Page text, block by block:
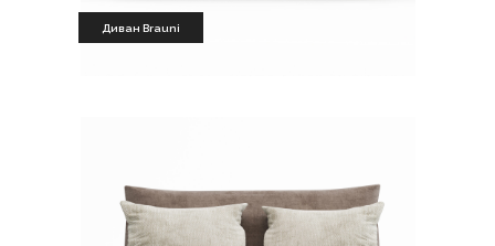
Диван Brauni